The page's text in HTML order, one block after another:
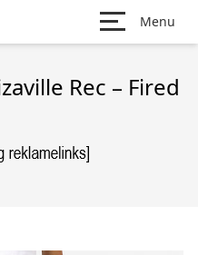
Menu
Rec – Fired